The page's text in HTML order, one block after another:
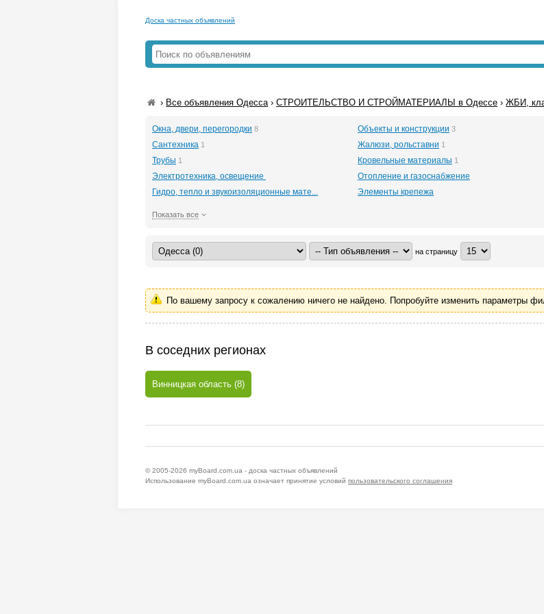
Доска частных объявлений
› Все объявления Одесса›СТРОИТЕЛЬСТВО И СТРОЙМАТЕРИАЛЫ в Одессе ›ЖБИ,
Окна, двери, перегородки 8 Объекты и конструкции 3
Сантехника 1 Жалюзи, рольставни 1
Трубы 1 Кровельные материалы 1
Электротехника, освещение
Отопление и газоснабжение
Гидро, тепло и звукоизоляционные мате...
Элементы крепежа
Показать все
на страницу
По вашему запросу к сожалению ничего не найдено. Попробуйте изменить параметры
В соседних регионах
Винницкая область (8)
© 2005-2026 myBoard.com.ua - доска частных объявлений
Использование myBoard.com.ua означает принятие условий пользовательского соглашения